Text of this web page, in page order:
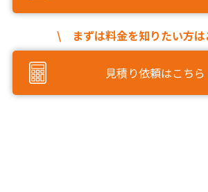
\ まずは料金を知りたい方
見積り依頼はこちら